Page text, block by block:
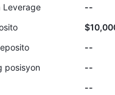
Leverage
--
--
posisyon
--
--